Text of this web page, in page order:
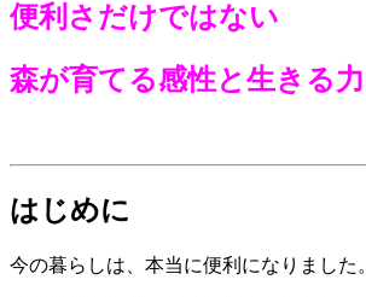
便利さだけではない
森が育てる感性と生きる力
はじめに
今の暮らしは、本当に便利になりました。